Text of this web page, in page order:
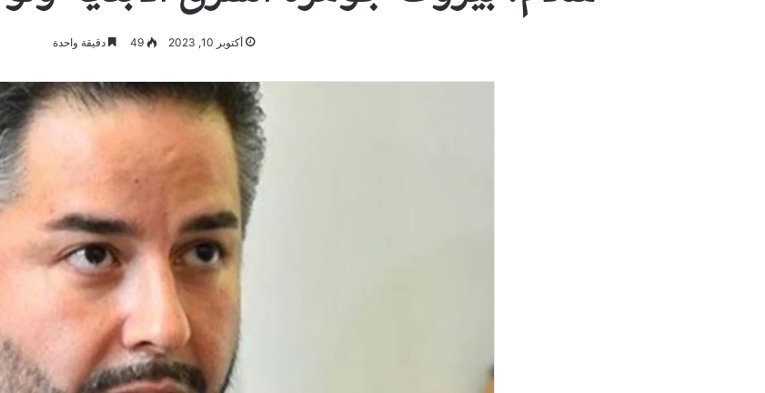
أكتوبر 10, 2023 49 دقيقة واحدة